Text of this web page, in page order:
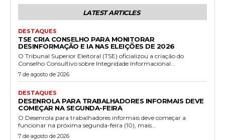
LATEST ARTICLES
DESTAQUES
TSE CRIA CONSELHO PARA MONITORAR
DESINFORMAÇÃO E IA NAS ELEIÇÕES DE 2026
O Tribunal Superior Eleitoral (TSE) oficializou a criação do
Conselho Consultivo sobre Integridade Informacional...
7 de agosto de 2026
DESTAQUES
DESENROLA PARA TRABALHADORES INFORMAIS DEVE
COMEÇAR NA SEGUNDA-FEIRA
O Desenrola para trabalhadores informais deve começar a
funcionar na próxima segunda-feira (10), mais...
7 de agosto de 2026